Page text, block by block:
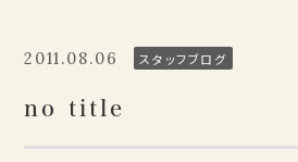
2011.08.06 スタッフブログ
no title